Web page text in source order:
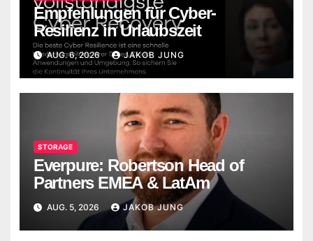
Empfehlungen für Cyber-
Resilienz in Urlaubszeit
AUG. 6, 2026 JAKOB JUNG
STORAGE
Everpure: Robertson Head of
Partners EMEA & LatAm
AUG. 5, 2026 JAKOB JUNG